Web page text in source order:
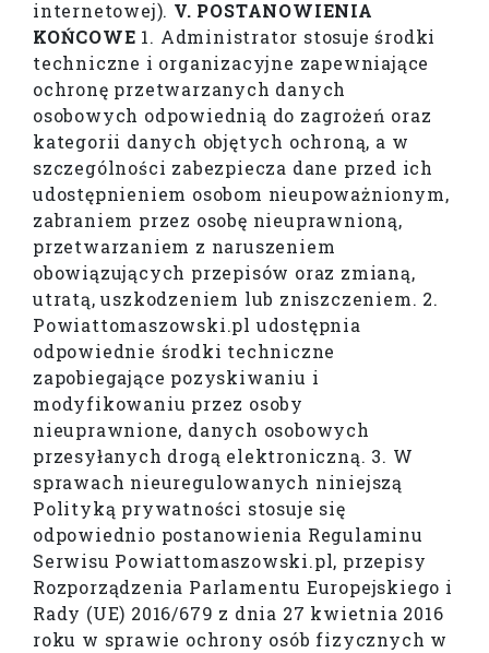
internetowej). V. POSTANOWIENIA
KOŃCOWE 1. Administrator stosuje środki
techniczne i organizacyjne zapewniające
ochronę przetwarzanych danych
osobowych odpowiednią do zagrożeń oraz
kategorii danych objętych ochroną, a w
szczególności zabezpiecza dane przed ich
udostępnieniem osobom nieupoważnionym,
zabraniem przez osobę nieuprawnioną,
przetwarzaniem z naruszeniem
obowiązujących przepisów oraz zmianą,
utratą, uszkodzeniem lub zniszczeniem. 2.
Powiattomaszowski.pl udostępnia
odpowiednie środki techniczne
zapobiegające pozyskiwaniu i
modyfikowaniu przez osoby
nieuprawnione, danych osobowych
przesyłanych drogą elektroniczną. 3. W
sprawach nieuregulowanych niniejszą
Polityką prywatności stosuje się
odpowiednio postanowienia Regulaminu
Serwisu Powiattomaszowski.pl, przepisy
Rozporządzenia Parlamentu Europejskiego i
Rady (UE) 2016/679 z dnia 27 kwietnia 2016
roku w sprawie ochrony osób fizycznych w